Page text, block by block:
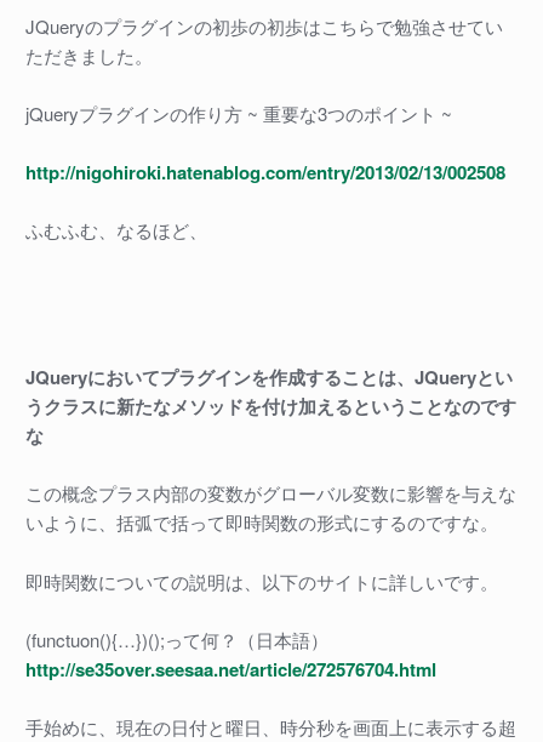
JQueryのプラグインの初歩の初歩はこちらで勉強させてい
ただきました。
jQueryプラグインの作り方 ~ 重要な3つのポイント ~
http://nigohiroki.hatenablog.com/entry/2013/02/13/002508
ふむふむ、なるほど、
JQueryにおいてプラグインを作成することは、JQueryとい
うクラスに新たなメソッドを付け加えるということなのです
な
この概念プラス内部の変数がグローバル変数に影響を与えな
いように、括弧で括って即時関数の形式にするのですな。
即時関数についての説明は、以下のサイトに詳しいです。
(functuon(){…})();って何？（日本語）
http://se35over.seesaa.net/article/272576704.html
手始めに、現在の日付と曜日、時分秒を画面上に表示する超